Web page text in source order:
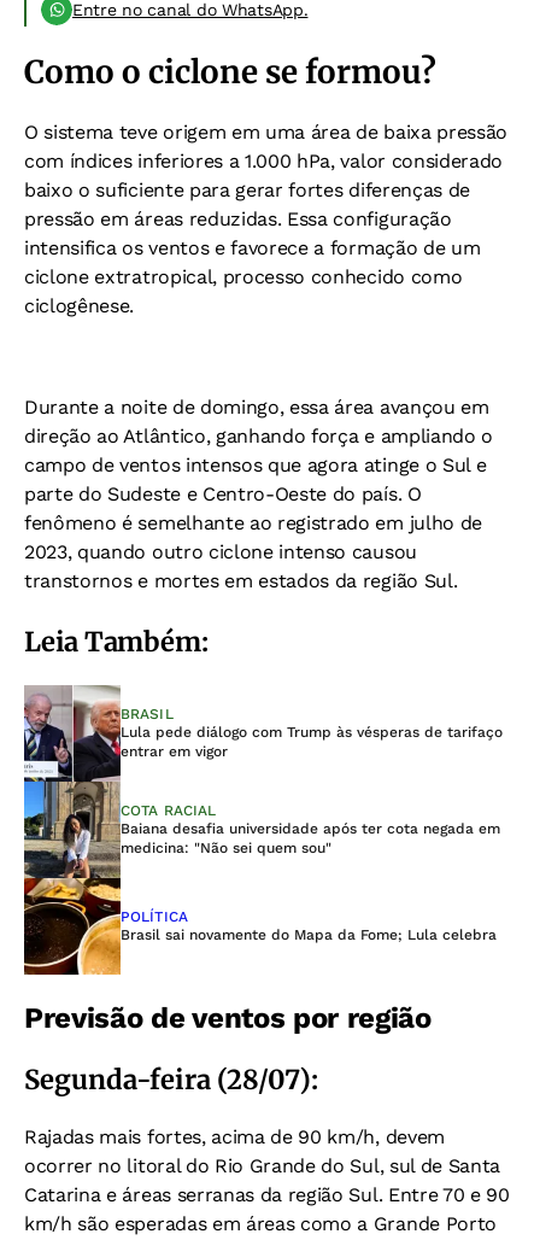
Entre no canal do WhatsApp.
Como o ciclone se formou?
O sistema teve origem em uma área de baixa pressão
com índices inferiores a 1.000 hPa, valor considerado
baixo o suficiente para gerar fortes diferenças de
pressão em áreas reduzidas. Essa configuração
intensifica os ventos e favorece a formação de um
ciclone extratropical, processo conhecido como
ciclogênese.
Durante a noite de domingo, essa área avançou em
direção ao Atlântico, ganhando força e ampliando o
campo de ventos intensos que agora atinge o Sul e
parte do Sudeste e Centro-Oeste do país. O
fenômeno é semelhante ao registrado em julho de
2023, quando outro ciclone intenso causou
transtornos e mortes em estados da região Sul.
Leia Também:
BRASIL
Lula pede diálogo com Trump às vésperas de tarifaço
entrar em vigor
COTA RACIAL
Baiana desafia universidade após ter cota negada em
medicina: "Não sei quem sou"
POLÍTICA
Brasil sai novamente do Mapa da Fome; Lula celebra
Previsão de ventos por região
Segunda-feira (28/07):
Rajadas mais fortes, acima de 90 km/h, devem
ocorrer no litoral do Rio Grande do Sul, sul de Santa
Catarina e áreas serranas da região Sul. Entre 70 e 90
km/h são esperadas em áreas como a Grande Porto